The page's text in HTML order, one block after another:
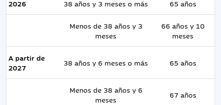
2026 38 años y 3 meses o más 65 años
Menos de 38 años y 3
meses
66 años y 10
meses
A partir de
2027
38 años y 6 meses o más 65 años
Menos de 38 años y 6
meses
67 años